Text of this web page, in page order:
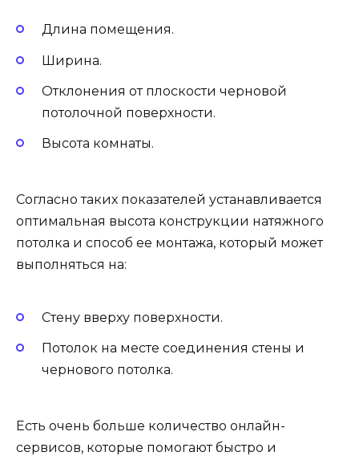
Длина помещения.
Ширина.
Отклонения от плоскости черновой
потолочной поверхности.
Высота комнаты.
Согласно таких показателей устанавливается
оптимальная высота конструкции натяжного
потолка и способ ее монтажа, который может
выполняться на:
Стену вверху поверхности.
Потолок на месте соединения стены и
чернового потолка.
Есть очень больше количество онлайн-
сервисов, которые помогают быстро и